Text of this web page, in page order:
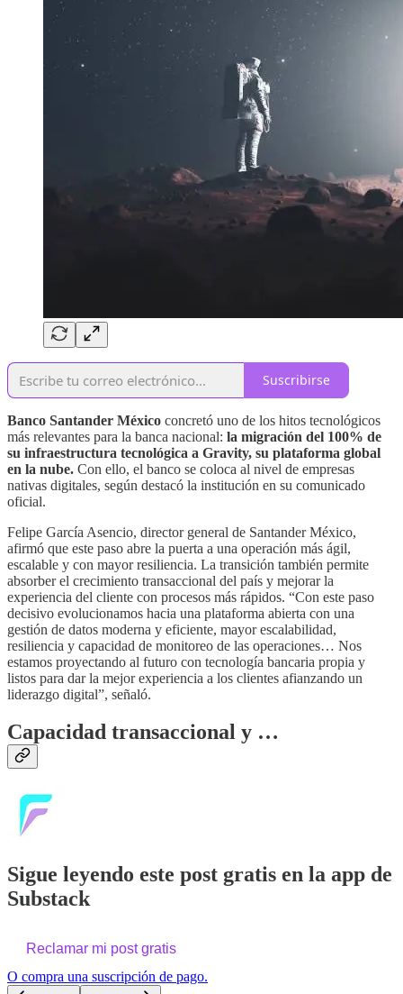
Suscribirse
Banco Santander México concretó uno de los hitos tecnológicos
más relevantes para la banca nacional: la migración del 100% de
su infraestructura tecnológica a Gravity, su plataforma global
en la nube. Con ello, el banco se coloca al nivel de empresas
nativas digitales, según destacó la institución en su comunicado
oficial.
Felipe García Asencio, director general de Santander México,
afirmó que este paso abre la puerta a una operación más ágil,
escalable y con mayor resiliencia. La transición también permite
absorber el crecimiento transaccional del país y mejorar la
experiencia del cliente con procesos más rápidos. “Con este paso
decisivo evolucionamos hacia una plataforma abierta con una
gestión de datos moderna y eficiente, mayor escalabilidad,
resiliencia y capacidad de monitoreo de las operaciones… Nos
estamos proyectando al futuro con tecnología bancaria propia y
listos para dar la mejor experiencia a los clientes afianzando un
liderazgo digital”, señaló.
Capacidad transaccional y …
Sigue leyendo este post gratis en la app de
Substack
Reclamar mi post gratis
O compra una suscripción de pago.